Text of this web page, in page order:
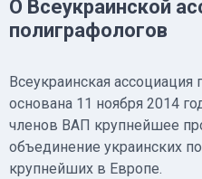
О Всеукраинской
полиграфологов
Всеукраинская
основана 11 ноября 2014
членов ВАП крупнейшее
объединение украинских
крупнейших в Европе.